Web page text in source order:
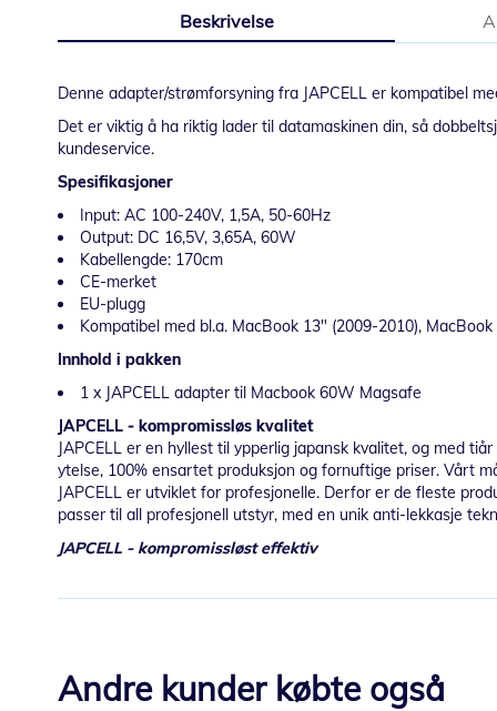
av
Beskrivelse
Denne adapter/strømforsyning fra JAPCELL er kompatibel
Det er viktig å ha riktig lader til datamaskinen din, så
kundeservice.
Spesifikasjoner
Input: AC 100-240V, 1,5A, 50-60Hz
Output: DC 16,5V, 3,65A, 60W
Kabellengde: 170cm
CE-merket
EU-plugg
Kompatibel med bl.a. MacBook 13" (2009-2010),
Innhold i pakken
1 x JAPCELL adapter til Macbook 60W Magsafe
JAPCELL - kompromissløs kvalitet
JAPCELL er en hyllest til ypperlig japansk kvalitet, og med
ytelse, 100% ensartet produksjon og fornuftige priser. Vårt
JAPCELL er utviklet for profesjonelle. Derfor er de fleste
passer til all profesjonell utstyr, med en unik anti-lekkasje
JAPCELL - kompromissløst effektiv
Andre kunder købte også